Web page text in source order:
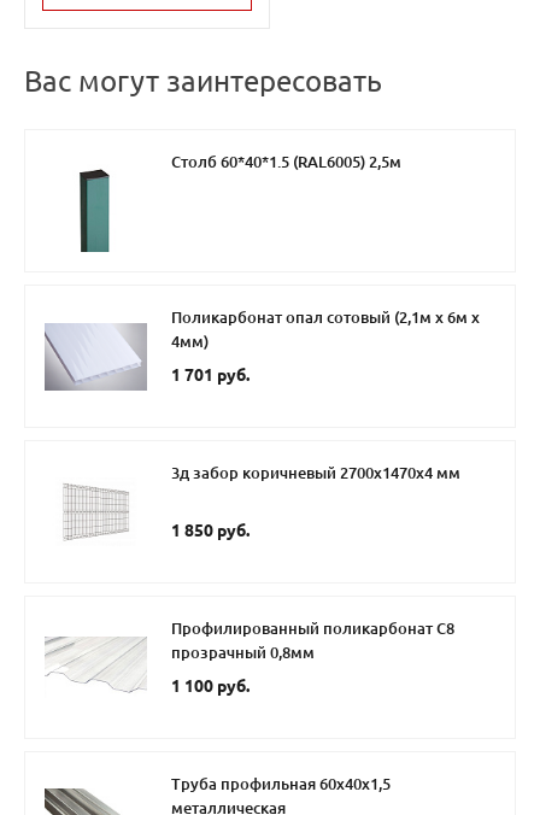
Вас могут заинтересовать
Столб 60*40*1.5 (RAL6005) 2,5м
Поликарбонат опал сотовый (2,1м х 6м х
4мм)
1 701 руб.
3д забор коричневый 2700х1470х4 мм
1 850 руб.
Профилированный поликарбонат С8
прозрачный 0,8мм
1 100 руб.
Труба профильная 60х40х1,5
металлическая